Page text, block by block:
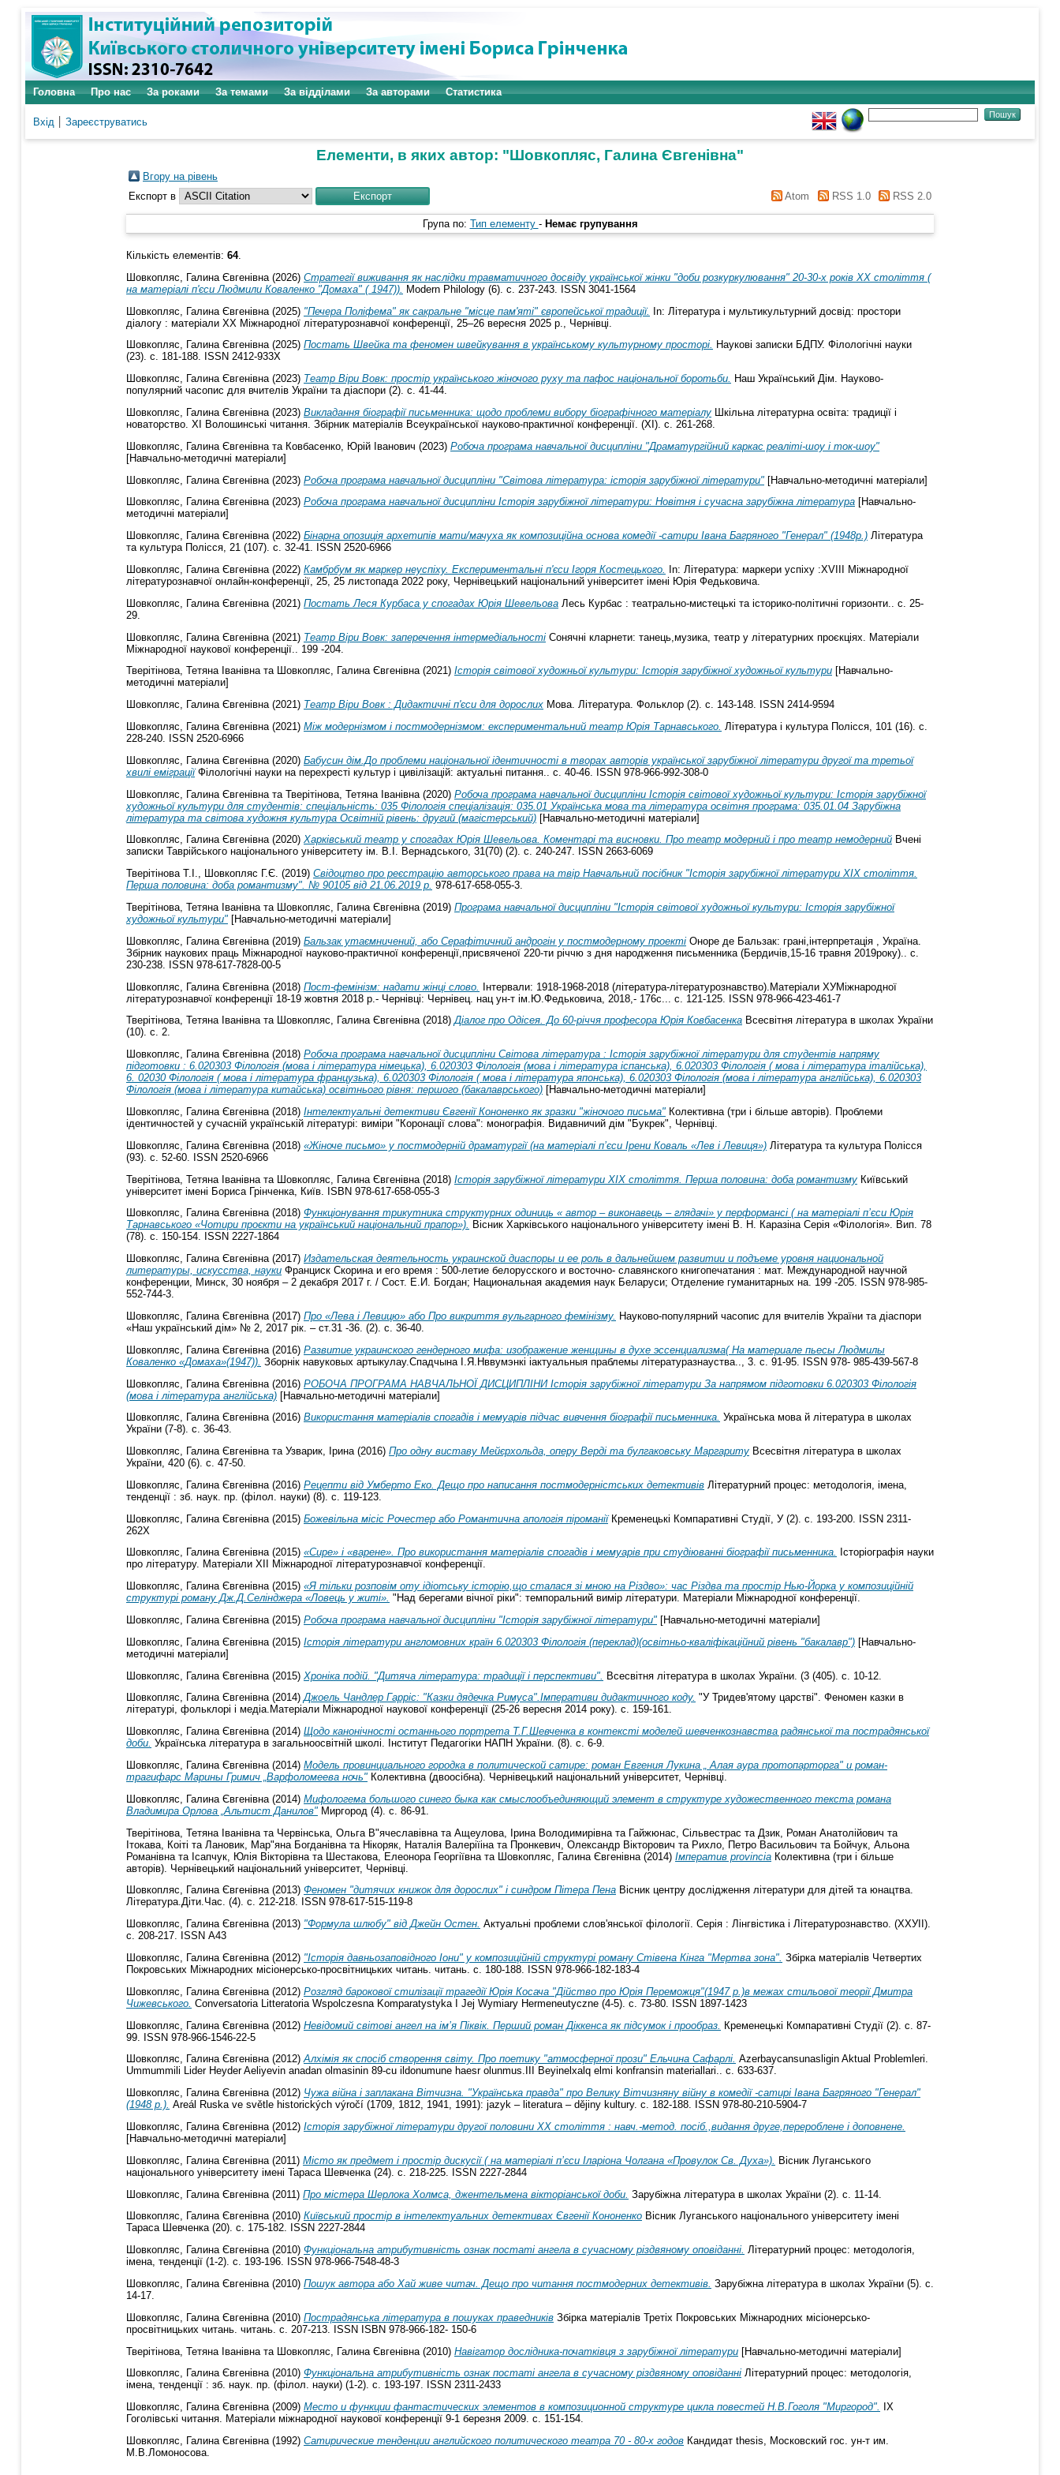
Головна Про нас За роками За темами За відділами За авторами Статистика
Вхід Зареєструватись
Елементи, в яких автор: "Шовкопляс, Галина Євгенівна"
Вгору на рівень
Експорт в
Atom RSS 1.0 RSS 2.0
Група по: Тип елементу - Немає групування
Кількість елементів: 64.
Шовкопляс, Галина Євгенівна (2026) Стратегії виживання як наслідки травматичного досвіду української жінки "доби розкуркулювання" 20-30-х років ХХ століття (
на матеріалі п'єси Людмили Коваленко "Домаха" ( 1947)).
Modern Philology (6). с. 237-243. ISSN 3041-1564
Шовкопляс, Галина Євгенівна (2025) "Печера Поліфема" як сакральне "місце пам'яті" європейської традиції. In: Література і мультикультурний досвід: простори
діалогу : матеріали ХХ Міжнародної літературознавчої конференції, 25–26 вересня 2025 р., Чернівці.
Шовкопляс, Галина Євгенівна(2025) Постать Швейка та феномен швейкування в українському культурному просторі. Наукові записки БДПУ. Філологічні науки
(23). с. 181-188. ISSN 2412-933X
Шовкопляс, Галина Євгенівна(2023) Театр Віри Вовк: простір українського жіночого руху та пафос національної боротьби. Наш Український Дім. Науково-
популярний часопис для вчителів України та діаспори (2). с. 41-44.
Шовкопляс, Галина Євгенівна (2023) Викладання біографії письменника: щодо проблеми вибору біографічного матеріалу Шкільна літературна освіта: традиції і
новаторство. ХІ Волошинські читання. Збірник матеріалів Всеукраїнської науково-практичної конференції. (ХІ). с. 261-268.
Шовкопляс, Галина Євгенівна та Ковбасенко, Юрій Іванович (2023) Робоча програма навчальної дисципліни "Драматургійний каркас реаліті-шоу i ток-шоу"
[Навчально-методичні матеріали]
Шовкопляс, Галина Євгенівна (2023) Робоча програма навчальної дисципліни "Світова література: історія зарубіжної літератури" [Навчально-методичні матеріали]
Шовкопляс, Галина Євгенівна(2023) Робоча програма навчальної дисципліни Історія зарубіжної літератури: Новітня і сучасна зарубіжна література [Навчально-
методичні матеріали]
Шовкопляс, Галина Євгенівна(2022) Бінарна опозиція архетипів мати/мачуха як композиційна основа комедії -сатири Івана Багряного "Генерал" (1948р.) Література
та культура Полісся, 21 (107). с. 32-41. ISSN 2520-6966
Шовкопляс, Галина Євгенівна (2022) Камбрбум як маркер неуспіху. Експериментальні п'єси Ігоря Костецького.
In: Література: маркери успіху :ХVIII Міжнародної
літературознавчої онлайн-конференції, 25, 25 листопада 2022 року, Чернівецький національний університет імені Юрія Федьковича.
Шовкопляс, Галина Євгенівна (2021) Постать Леся Курбаса у спогадах Юрія Шевельова Лесь Курбас : театрально-мистецькі та історико-політичні горизонти.. с. 25-
29.
Шовкопляс, Галина Євгенівна (2021) Театр Віри Вовк: заперечення інтермедіальності Cонячні кларнети: танець,музика, театр у літературних проєкціях. Матеріали
Міжнародної наукової конференції.. 199 -204.
Тверітінова, Тетяна Іванівната Шовкопляс, Галина Євгенівна(2021) Історія світової художньої культури: Історія зарубіжної художньої культури [Навчально-
методичні матеріали]
Шовкопляс, Галина Євгенівна(2021) Театр Віри Вовк : Дидактичні п'єси для дорослих Мова. Література. Фольклор (2). с. 143-148. ISSN 2414-9594
Шовкопляс, Галина Євгенівна (2021) Між модернізмом і постмодернізмом: експериментальний театр Юрія Тарнавського. Література і культура Полісся, 101 (16). с.
228-240. ISSN 2520-6966
Шовкопляс, Галина Євгенівна (2020) Бабусин дім.До проблеми національної ідентичності в творах авторів української зарубіжної літератури другої та третьої
хвилі еміграціїФілологічні науки на перехресті культур і цивілізацій: актуальні питання.. с. 40-46. ISSN 978-966-992-308-0
Шовкопляс, Галина Євгенівна та Тверітінова, Тетяна Іванівна (2020) Робоча програма навчальної дисципліни Історія світової художньої культури: Історія зарубіжної
художньої культури для студентів: спеціальність: 035 Філологія спеціалізація: 035.01 Українська мова та література освітня програма: 035.01.04 Зарубіжна
література та світова художня культура Освітній рівень: другий (магістерський) [Навчально-методичні матеріали]
Шовкопляс, Галина Євгенівна(2020) Харківський театр у спогадах Юрія Шевельова. Коментарі та висновки. Про театр модерний і про театр немодерний Вчені
записки Таврійського національного університету ім. В.І. Вернадського, 31(70) (2). с. 240-247. ISSN 2663-6069
Тверітінова Т.І., Шовкопляс Г.Є. (2019) Свідоцтво про реєстрацію авторського права на твір Навчальний посібник "Історія зарубіжної літератури ХІХ століття.
Перша половина: доба романтизму". № 90105 від 21.06.2019 р. 978-617-658-055-3.
Тверітінова, Тетяна Іванівна та Шовкопляс, Галина Євгенівна (2019) Програма навчальної дисципліни "Історія світової художньої культури: Історія зарубіжної
художньої культури" [Навчально-методичні матеріали]
Шовкопляс, Галина Євгенівна (2019) Бальзак утаємничений, або Серафітичний андрогін у постмодерному проекті Оноре де Бальзак: грані,інтерпретація , Україна.
Збірник наукових праць Міжнародної науково-практичної конференції,присвяченої 220-ти річчю з дня народження письменника (Бердичів,15-16 травня 2019року).. с.
230-238. ISSN 978-617-7828-00-5
Шовкопляс, Галина Євгенівна (2018) Пост-фемінізм: надати жінці слово. Інтервали: 1918-1968-2018 (література-літературознавство).Матеріали ХУМіжнародної
літературознавчої конференції 18-19 жовтня 2018 р.- Чернівці: Чернівец. нац ун-т ім.Ю.Федьковича, 2018,- 176с... с. 121-125. ISSN 978-966-423-461-7
Тверітінова, Тетяна Іванівната Шовкопляс, Галина Євгенівна(2018)Діалог про Одісея. До 60-річчя професора Юрія Ковбасенка Всесвітня література в школах України
(10). с. 2.
Шовкопляс, Галина Євгенівна(2018) Робоча програма навчальної дисципліни Світова література : Історія зарубіжної літератури для студентів напряму
підготовки : 6.020303 Філологія (мова і література німецька), 6.020303 Філологія (мова і література іспанська), 6.020303 Філологія ( мова і література італійська),
6. 02030 Філологія ( мова і література французька), 6.020303 Філологія ( мова і література японська), 6.020303 Філологія (мова і література англійська), 6.020303
Філологія (мова і література китайська) освітнього рівня: першого (бакалаврського) [Навчально-методичні матеріали]
Шовкопляс, Галина Євгенівна (2018) Інтелектуальні детективи Євгенії Кононенко як зразки "жіночого письма" Колективна (три і більше авторів). Проблеми
ідентичностей у сучасній українській літературі: виміри "Коронації слова": монографія. Видавничий дім "Букрек", Чернівці.
Шовкопляс, Галина Євгенівна (2018) «Жіноче письмо» у постмодерній драматургії (на матеріалі п’єси Ірени Коваль «Лев і Левиця») Література та культура Полісся
(93). с. 52-60. ISSN 2520-6966
Тверітінова, Тетяна Іванівна та Шовкопляс, Галина Євгенівна (2018) Історія зарубіжної літератури ХІХ століття. Перша половина: доба романтизму Київський
університет імені Бориса Грінченка, Київ. ISBN 978-617-658-055-3
Шовкопляс, Галина Євгенівна(2018) Функціонування трикутника структурних одиниць « автор – виконавець – глядачі» у перформансі ( на матеріалі п’єси Юрія
Тарнавського «Чотири проєкти на український національний прапор»). Вісник Харківського національного університету імені В. Н. Каразіна Серія «Філологія». Вип. 78
(78). с. 150-154. ISSN 2227-1864
Шовкопляс, Галина Євгенівна(2017) Издательская деятельность украинской диаспоры и ее роль в дальнейшем развитии и подъеме уровня национальной
литературы, искусства, науки Франциск Скорина и его время : 500-летие белорусского и восточно- славянского книгопечатания : мат. Международной научной
конференции, Минск, 30 ноября – 2 декабря 2017 г. / Сост. Е.И. Богдан; Национальная академия наук Беларуси; Отделение гуманитарных на. 199 -205. ISSN 978-985-
552-744-3.
Шовкопляс, Галина Євгенівна (2017) Про «Лева і Левицю» або Про викриття вульгарного фемінізму. Науково-популярний часопис для вчителів України та діаспори
«Наш український дім» № 2, 2017 рік. – ст.31 -36. (2). с. 36-40.
Шовкопляс, Галина Євгенівна (2016) Развитие украинского гендерного мифа: изображение женщины в духе эссенциализма( На материале пьесы Людмилы
Коваленко «Домаха»(1947)). Зборнік навуковых артыкулау.Спадчына І.Я.Нввумэнкі іактуальныя праблемы літературазнауства.., 3. с. 91-95. ISSN 978- 985-439-567-8
Шовкопляс, Галина Євгенівна (2016) РОБОЧА ПРОГРАМА НАВЧАЛЬНОЇ ДИСЦИПЛІНИ Історія зарубіжної літератури За напрямом підготовки 6.020303 Філологія
(мова і література англійська) [Навчально-методичні матеріали]
Шовкопляс, Галина Євгенівна(2016) Використання матеріалів спогадів і мемуарів підчас вивчення біографії письменника. Українська мова й література в школах
України (7-8). с. 36-43.
Шовкопляс, Галина Євгенівната Узварик, Ірина(2016) Про одну виставу Мейєрхольда, оперу Верді та булгаковську Маргариту Всесвітня література в школах
України, 420 (6). с. 47-50.
Шовкопляс, Галина Євгенівна (2016) Рецепти від Умберто Еко. Дещо про написання постмодерністських детективів Літературний процес: методологія, імена,
тенденції : зб. наук. пр. (філол. науки) (8). с. 119-123.
Шовкопляс, Галина Євгенівна (2015) Божевільна місіс Рочестер або Романтична апологія піроманіїКременецькі Компаративні Студії, У (2). с. 193-200. ISSN 2311-
262Х
Шовкопляс, Галина Євгенівна(2015) «Сире» і «варене». Про використання матеріалів спогадів і мемуарів при студіюванні біографії письменника.
Історіографія науки
про літературу. Матеріали ХІІ Міжнародної літературознавчої конференції.
Шовкопляс, Галина Євгенівна(2015) «Я тільки розповім оту ідіотську історію,що сталася зі мною на Різдво»: час Різдва та простір Нью-Йорка у композиційній
структурі роману Дж.Д.Селінджера «Ловець у житі». "Над берегами вічної ріки": темпоральний вимір літератури. Матеріали Міжнародної конференції.
Шовкопляс, Галина Євгенівна(2015) Робоча програма навчальної дисципліни "Історія зарубіжної літератури" [Навчально-методичні матеріали]
Шовкопляс, Галина Євгенівна (2015) Історія літератури англомовних країн 6.020303 Філологія (переклад)(освітньо-кваліфікаційний рівень "бакалавр") [Навчально-
методичні матеріали]
Шовкопляс, Галина Євгенівна (2015) Хроніка подій. "Дитяча література: традиції і перспективи". Всесвітня література в школах України. (3 (405). с. 10-12.
Шовкопляс, Галина Євгенівна(2014)Джоель Чандлер Гарріс: "Казки дядечка Римуса".Імперативи дидактичного коду. "У Тридев'ятому царстві". Феномен казки в
літературі, фольклорі і медіа.Матеріали Міжнародної наукової конференції (25-26 вересня 2014 року). с. 159-161.
Шовкопляс, Галина Євгенівна(2014) Щодо канонічності останнього портрета Т.Г.Шевченка в контексті моделей шевченкознавства радянської та пострадянської
доби. Українська література в загальноосвітній школі. Інститут Педагогіки НАПН України. (8). с. 6-9.
Шовкопляс, Галина Євгенівна(2014) Модель провинциального городка в политической сатире: роман Евгения Лукина „ Алая аура протопарторга" и роман-
трагифарс Марины Гримич „Варфоломеева ночь" Колективна (двоосібна). Чернівецький національний університет, Чернівці.
Шовкопляс, Галина Євгенівна (2014) Мифологема большого синего быка как смыслообъединяющий элемент в структуре художественного текста романа
Владимира Орлова „Альтист Данилов" Миргород (4). с. 86-91.
Тверітінова, Тетяна Іванівна та Червінська, Ольга В"ячеславівна та Ащеулова, Ірина Володимирівна та Гайжюнас, Сільвестрас та Дзик, Роман Анатолійович та
Ітокава, Коіті та Лановик, Мар"яна Богданівна та Нікоряк, Наталія Валеріїіна та Пронкевич, Олександр Вікторович та Рихло, Петро Васильович та Бойчук, Альона
Романівна та Ісапчук, Юлія Вікторівна та Шестакова, Елеонора Георгіївна та Шовкопляс, Галина Євгенівна (2014) Імператив provincia Колективна (три і більше
авторів). Чернівецький національний університет, Чернівці.
Шовкопляс, Галина Євгенівна(2013) Феномен "дитячих книжок для дорослих" і синдром Пітера Пена Вісник центру дослідження літератури для дітей та юнацтва.
Література.Діти.Час. (4). с. 212-218. ISSN 978-617-515-119-8
Шовкопляс, Галина Євгенівна(2013) "Формула шлюбу" від Джейн Остен. Актуальні проблеми слов'янської філології. Серія : Лінгвістика і Літературознавство. (ХХУІІ).
с. 208-217. ISSN А43
Шовкопляс, Галина Євгенівна(2012) "Історія давньозаповідного Іони" у композиційній структурі роману Стівена Кінга "Мертва зона". Збірка матеріалів Четвертих
Покровських Міжнародних місіонерсько-просвітницьких читань. читань. с. 180-188. ISSN 978-966-182-183-4
Шовкопляс, Галина Євгенівна (2012) Розгляд барокової стилізації трагедії Юрія Косача "Дійство про Юрія Переможця"(1947 р.)в межах стильової теорії Дмитра
Чижевського. Conversatoria Litteratoria Wspolczesna Komparatystyka I Jej Wymiary Hermeneutyczne (4-5). с. 73-80. ISSN 1897-1423
Шовкопляс, Галина Євгенівна (2012) Невідомий світові ангел на ім’я Піквік. Перший роман Діккенса як підсумок і прообраз. Кременецькі Компаративні Студії (2). с. 87-
99. ISSN 978-966-1546-22-5
Шовкопляс, Галина Євгенівна(2012)Алхімія як спосіб створення світу. Про поетику "атмосферної прози" Ельчина Сафарлі. Azerbaycansunasligin Aktual Problemleri.
Ummummili Lider Heyder Aeliyevin anadan olmasinin 89-cu ildonumune haesr olunmus.III Beyinelxalq elmi konfransin materiallari.. с. 633-637.
Шовкопляс, Галина Євгенівна(2012) Чужа війна і заплакана Вітчизна. "Українська правда" про Велику Вітчизняну війну в комедії -сатирі Івана Багряного "Генерал"
(1948 р.). Areál Ruska ve světle historických výročí (1709, 1812, 1941, 1991): jazyk – literatura – dějiny kultury. с. 182-188. ISSN 978-80-210-5904-7
Шовкопляс, Галина Євгенівна(2012) Історія зарубіжної літератури другої половини ХХ століття : навч.-метод. посіб.,видання друге,перероблене і доповнене.
[Навчально-методичні матеріали]
Шовкопляс, Галина Євгенівна (2011) Місто як предмет і простір дискусії ( на матеріалі п’єси Іларіона Чолгана «Провулок Св. Духа»).
Вісник Луганського
національного університету імені Тараса Шевченка (24). с. 218-225. ISSN 2227-2844
Шовкопляс, Галина Євгенівна (2011) Про містера Шерлока Холмса, джентельмена вікторіанської доби. Зарубіжна література в школах України (2). с. 11-14.
Шовкопляс, Галина Євгенівна(2010) Київський простір в інтелектуальних детективах Євгенії Кононенко Вісник Луганського національного університету імені
Тараса Шевченка (20). с. 175-182. ISSN 2227-2844
Шовкопляс, Галина Євгенівна(2010) Функціональна атрибутивність ознак постаті ангела в сучасному різдвяному оповіданні. Літературний процес: методологія,
імена, тенденції (1-2). с. 193-196. ISSN 978-966-7548-48-3
Шовкопляс, Галина Євгенівна(2010) Пошук автора або Хай живе читач. Дещо про читання постмодерних детективів. Зарубіжна література в школах України (5). с.
14-17.
Шовкопляс, Галина Євгенівна (2010) Пострадянська література в пошуках праведників Збірка матеріалів Третіх Покровських Міжнародних місіонерсько-
просвітницьких читань. читань. с. 207-213. ISSN ISBN 978-966-182- 150-6
Тверітінова, Тетяна Іванівна та Шовкопляс, Галина Євгенівна (2010) Навігатор дослідника-початківця з зарубіжної літератури [Навчально-методичні матеріали]
Шовкопляс, Галина Євгенівна(2010) Функціональна атрибутивність ознак постаті ангела в сучасному різдвяному оповіданні Літературний процес: методологія,
імена, тенденції : зб. наук. пр. (філол. науки) (1-2). с. 193-197. ISSN 2311-2433
Шовкопляс, Галина Євгенівна(2009) Место и функции фантастических элементов в композиционной структуре цикла повестей Н.В.Гоголя "Миргород".
ІХ
Гоголівські читання. Матеріали міжнародної наукової конференції 9-1 березня 2009. с. 151-154.
Шовкопляс, Галина Євгенівна(1992) Сатирические тенденции английского политического театра 70 - 80-х годов Кандидат thesis, Московский гос. ун-т им.
М.В.Ломоносова.